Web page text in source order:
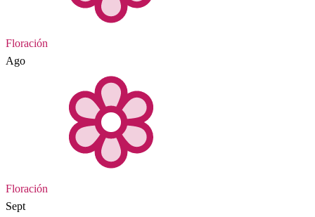
Floración
Ago
Floración
Sept